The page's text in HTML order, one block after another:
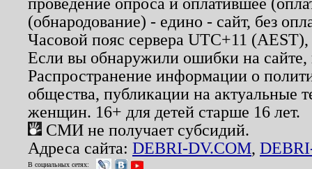
(обнародование) - едино - сайт, без
Часовой пояс сервера UTC+11
Если вы обнаружили ошибки на
Распространение информации о
общества, публикации на актуальные
женщин. 16+ для детей старше 16 лет.
СМИ не получает субсидий.
Адреса сайта: DEBRI-DV.COM,
В социальных сетях: